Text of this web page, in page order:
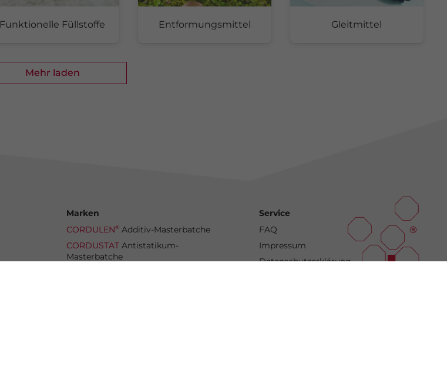
Funktionelle Füllstoffe Entformungsmittel Gleitmittel
Mehr laden
Marken
CORDULEN® Additiv-Masterbatche
CORDUSTAT Antistatikum-
Masterbatche
Service
FAQ
Impressum
Datenschutzerklärung